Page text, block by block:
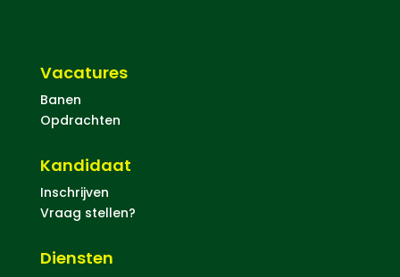
Vacatures
Banen
Opdrachten
Kandidaat
Inschrijven
Vraag stellen?
Diensten